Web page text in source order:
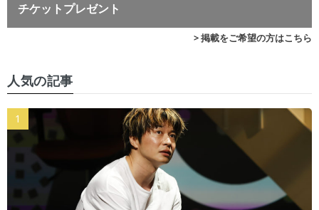
チケットプレゼント
> 掲載をご希望の方はこちら
人気の記事